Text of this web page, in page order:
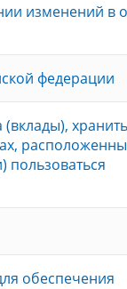
изменений в
федерации
хранить
пользоваться
обеспечения